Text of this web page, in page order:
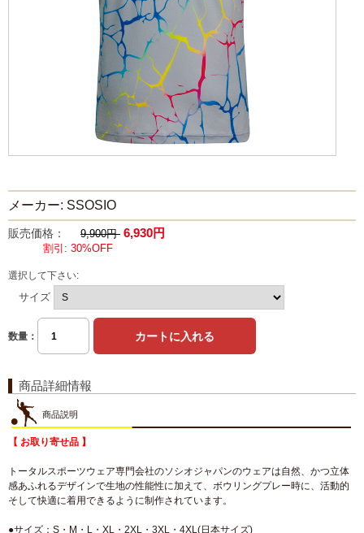
メーカー: SSOSIO
販売価格： 9,900円 6,930円
割引: 30%OFF
選択して下さい:
サイズ
数量：
商品詳細情報
商品説明
【 お取り寄せ品 】
トータルスポーツウェア専門会社のソシオジャパンのウェアは自然、かつ立体
感あふれるデザインで生地の性能性に加えて、ボウリングプレー時に、活動的
そして快適に着用できるように制作されています。
●サイズ：S・M・L・XL・2XL・3XL・4XL(日本サイズ)